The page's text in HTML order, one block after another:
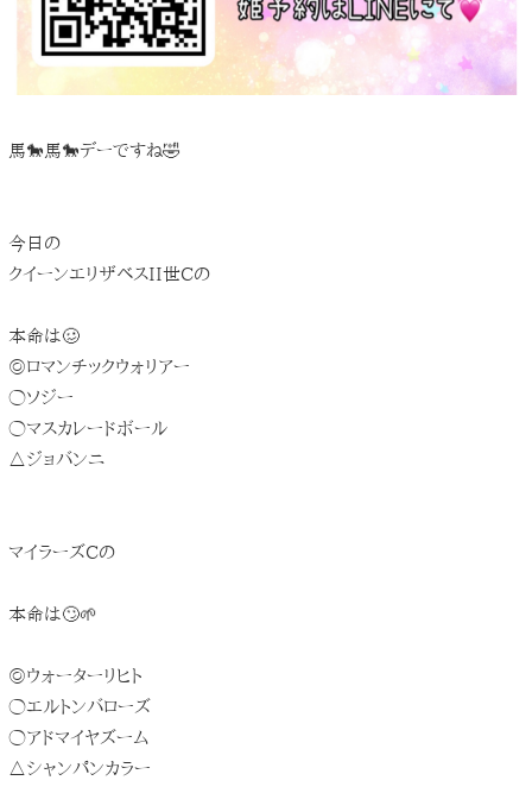
馬🐎馬🐎デーですね🤣
今日の
クイーンエリザベスII世Cの
本命は🥴
◎ロマンチックウォリアー
◯ソジー
◯マスカレードボール
△ジョバンニ
マイラーズCの
本命は🙄🌱
◎ウォーターリヒト
◯エルトンバローズ
◯アドマイヤズーム
△シャンパンカラー